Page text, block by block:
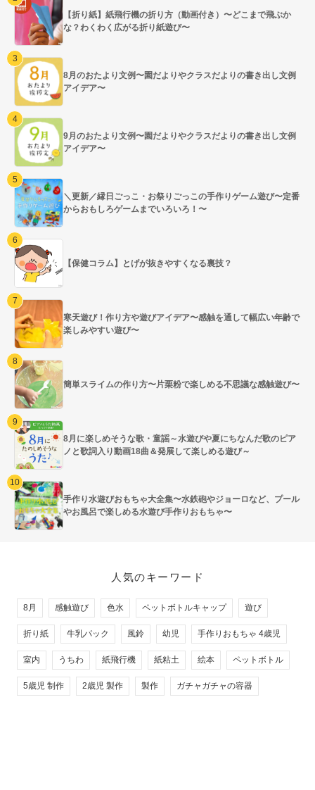
【折り紙】紙飛行機の折り方（動画付き）〜どこまで飛ぶか
な？わくわく広がる折り紙遊び〜
8月のおたより文例〜園だよりやクラスだよりの書き出し文例
アイデア〜
9月のおたより文例〜園だよりやクラスだよりの書き出し文例
アイデア〜
＼更新／縁日ごっこ・お祭りごっこの手作りゲーム遊び〜定番
からおもしろゲームまでいろいろ！〜
【保健コラム】とげが抜きやすくなる裏技？
寒天遊び！作り方や遊びアイデア〜感触を通して幅広い年齢で
楽しみやすい遊び〜
簡単スライムの作り方〜片栗粉で楽しめる不思議な感触遊び〜
8月に楽しめそうな歌・童謡～水遊びや夏にちなんだ歌のピア
ノと歌詞入り動画18曲＆発展して楽しめる遊び～
手作り水遊びおもちゃ大全集〜水鉄砲やジョーロなど、プール
やお風呂で楽しめる水遊び手作りおもちゃ〜
人気のキーワード
8月 感触遊び 色水 ペットボトルキャップ 遊び
折り紙 牛乳パック 風鈴 幼児 手作りおもちゃ 4歳児
室内 うちわ 紙飛行機 紙粘土 絵本 ペットボトル
5歳児 制作 2歳児 製作 製作 ガチャガチャの容器